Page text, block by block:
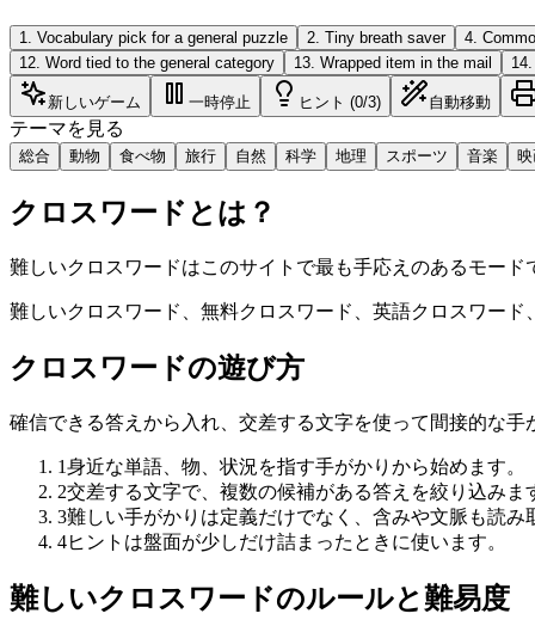
1 Vocabulary pick for a general puzzle 2 Tiny breath saver 4
12 Word tied to the general category 13 Wrapped item in the mail 14
新しいゲーム 一時停止 ヒント (0/3) 自動移動
テーマを見る
総合 動物 食べ物 旅行 自然 科学 地理 スポーツ 音楽
クロスワードとは？
難しいクロスワードはこのサイトで最も手応えのあるモード
難しいクロスワード、無料クロスワード、英語クロスワー
クロスワードの遊び方
確信できる答えから入れ、交差する文字を使って間接的な手
1身近な単語、物、状況を指す手がかりから始めます。
2交差する文字で、複数の候補がある答えを絞り込みま
3難しい手がかりは定義だけでなく、含みや文脈も読み
4ヒントは盤面が少しだけ詰まったときに使います。
難しいクロスワードのルールと難易度